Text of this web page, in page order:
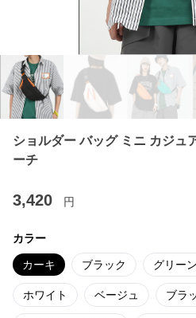
ショルダー バッグ ミニ カジュ
ーチ
3,420 円
カラー
カーキ ブラック グリーン
ホワイト ベージュ ブラ